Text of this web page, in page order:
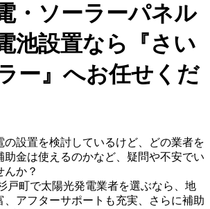
・ソーラーパネル
池設置なら『さい
ー』へお任せくだ
の設置を検討しているけど、どの業者を
助金は使えるのかなど、疑問や不安でい
んか？
戸町で太陽光発電業者を選ぶなら、地
、アフターサポートも充実、さらに補助